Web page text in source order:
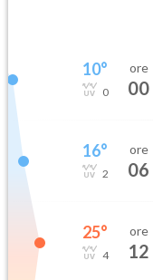
10°
0
ore
00
16°
2
ore
06
25°
4
ore
12